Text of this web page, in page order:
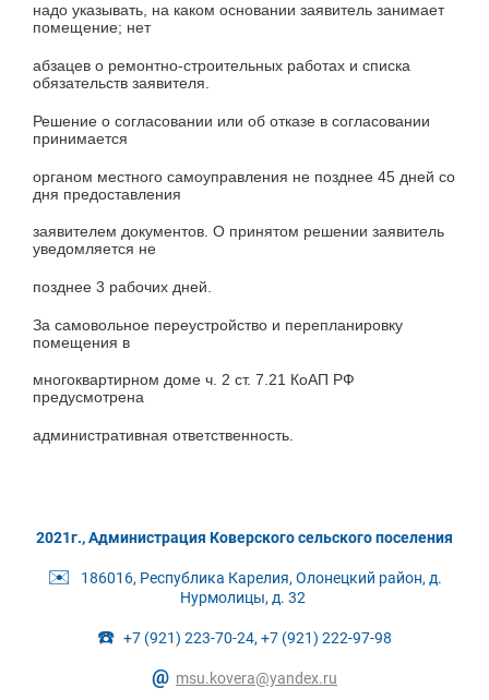
надо указывать, на каком основании заявитель занимает
помещение; нет
абзацев о ремонтно-строительных работах и списка
обязательств заявителя.
Решение о согласовании или об отказе в согласовании
принимается
органом местного самоуправления не позднее 45 дней со
дня предоставления
заявителем документов. О принятом решении заявитель
уведомляется не
позднее 3 рабочих дней.
За самовольное переустройство и перепланировку
помещения в
многоквартирном доме ч. 2 ст. 7.21 КоАП РФ
предусмотрена
административная ответственность.
2021г., Администрация Коверского сельского поселения
✉️ 186016, Республика Карелия, Олонецкий район, д.
Нурмолицы, д. 32
☎️ +7 (921) 223-70-24, +7 (921) 222-97-98
@ msu.kovera@yandex.ru